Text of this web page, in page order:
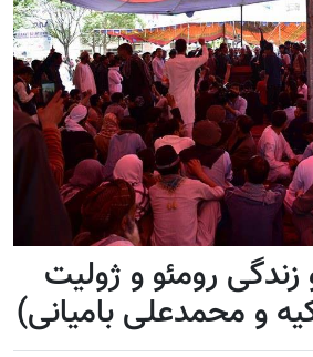
رومئو و ژولیت
و محمدعلی بامیانی)